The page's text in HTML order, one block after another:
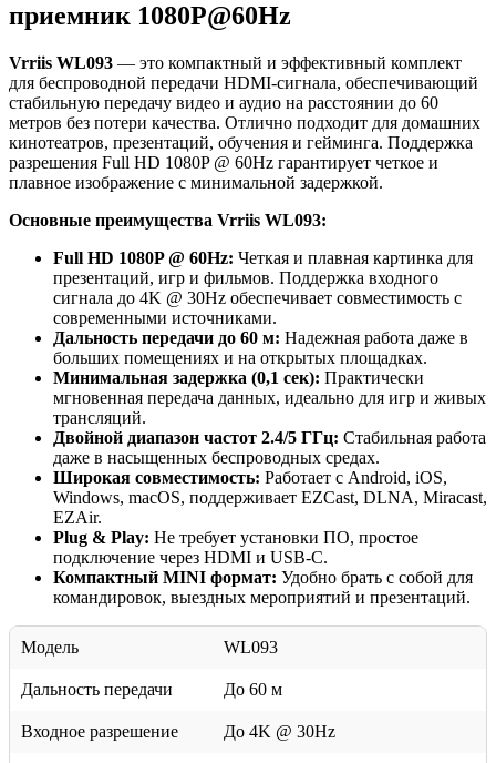
приемник 1080P@60Hz
Vrriis WL093 — это компактный и эффективный комплект
для беспроводной передачи HDMI-сигнала, обеспечивающий
стабильную передачу видео и аудио на расстоянии до 60
метров без потери качества. Отлично подходит для домашних
кинотеатров, презентаций, обучения и гейминга. Поддержка
разрешения Full HD 1080P @ 60Hz гарантирует четкое и
плавное изображение с минимальной задержкой.
Основные преимущества Vrriis WL093:
Full HD 1080P @ 60Hz: Четкая и плавная картинка для
презентаций, игр и фильмов. Поддержка входного
сигнала до 4K @ 30Hz обеспечивает совместимость с
современными источниками.
Дальность передачи до 60 м: Надежная работа даже в
больших помещениях и на открытых площадках.
Минимальная задержка (0,1 сек): Практически
мгновенная передача данных, идеально для игр и живых
трансляций.
Двойной диапазон частот 2.4/5 ГГц: Стабильная работа
даже в насыщенных беспроводных средах.
Широкая совместимость: Работает с Android, iOS,
Windows, macOS, поддерживает EZCast, DLNA, Miracast,
EZAir.
Plug & Play: Не требует установки ПО, простое
подключение через HDMI и USB-C.
Компактный MINI формат: Удобно брать с собой для
командировок, выездных мероприятий и презентаций.
Модель WL093
Дальность передачи До 60 м
Входное разрешение До 4K @ 30Hz